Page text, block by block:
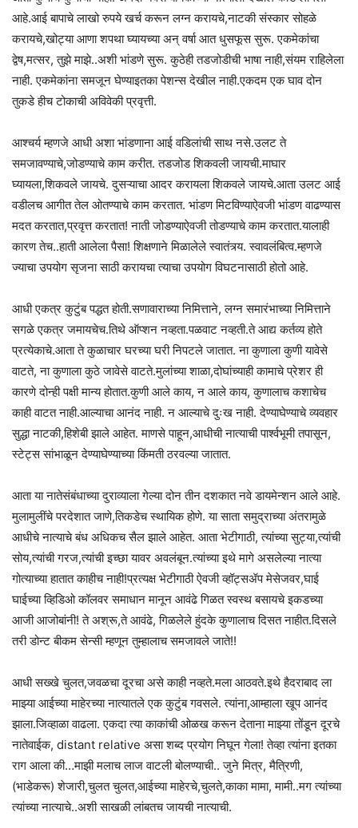
आहे.आई बापाचे लाखो रुपये खर्च करून लग्न करायचे,नाटकी संस्कार सोहळे
करायचे,खोट्या आणा शपथा घ्यायच्या अन् वर्षा आत धुसफूस सुरू. एकमेकांचा
द्वेष,मत्सर, तुझे माझे..अशी भांडणे सुरू. कुठेही तडजोडीची भाषा नाही,संयम राहिलेला
नाही. एकमेकांना समजून घेण्याइतका पेशन्स देखील नाही.एकदम एक घाव दोन
तुकडे हीच टोकाची अविवेकी प्रवृत्ती.
आश्चर्य म्हणजे आधी अशा भांडणाना आई वडिलांची साथ नसे.उलट ते
समजावण्याचे,जोडण्याचे काम करीत. तडजोड शिकवली जायची.माघार
घ्यायला,शिकवले जायचे. दुसऱ्याचा आदर करायला शिकवले जायचे.आता उलट आई
वडीलच आगीत तेल ओतण्याचे काम करतात. भांडण मिटविण्याऐवजी भांडण वाढण्यास
मदत करतात,प्रवृत्त करतात! नाती जोडण्याऐवजी तोडण्याचे काम करतात.यालाही
कारण तेच..हाती आलेला पैसा! शिक्षणाने मिळालेले स्वातंत्र्य. स्वावलंबित्व.म्हणजे
ज्याचा उपयोग सृजना साठी करायचा त्याचा उपयोग विघटनासाठी होतो आहे.
आधी एकत्र कुटुंब पद्धत होती.सणावाराच्या निमित्ताने, लग्न समारंभाच्या निमित्ताने
सगळे एकत्र जमायचेच.तिथे ऑप्शन नव्हता.पळवाट नव्हती.ते आद्य कर्तव्य होते
प्रत्येकाचे.आता ते कुळाचार घरच्या घरी निपटले जातात. ना कुणाला कुणी यावेसे
वाटते, ना कुणाला कुठे जावेसे वाटते.मुलांच्या शाळा,दोघांच्याही कामाचे प्रेशर ही
कारणे दोन्ही पक्षी मान्य होतात.कुणी आले काय, न आले काय, कुणालाच कशाचेच
काही वाटत नाही.आल्याचा आनंद नाही. न आल्याचे दुःख नाही. देण्याघेण्याचे व्यवहार
सुद्धा नाटकी,हिशेबी झाले आहेत. माणसे पाहून,आधीची नात्याची पार्श्वभूमी तपासून,
स्टेट्स सांभाळून देण्याघेण्याच्या किंमती ठरवल्या जातात.
आता या नातेसंबंधाच्या दुराव्याला गेल्या दोन तीन दशकात नवे डायमेन्शन आले आहे.
मुलामुलींचे परदेशात जाणे,तिकडेच स्थायिक होणे. या साता समुद्राच्या अंतरामुळे
आधीचे नात्याचे बंध अधिकच सैल झाले आहेत. आता भेटीगाठी, त्यांच्या सुट्या,त्यांची
सोय,त्यांची गरज,त्यांची इच्छा यावर अवलंबून.त्यांच्या इथे मागे असलेल्या नात्या
गोत्याच्या हातात काहीच नाही!प्रत्यक्ष भेटीगाठी ऐवजी व्हॉट्सॲप मेसेजवर,घाई
घाईच्या व्हिडिओ कॉलवर समाधान मानून आवंढे गिळत स्वस्थ बसायचे इकडच्या
आजी आजोबांनी! ते अश्रू,ते आवंढे, गिळलेले हुंदके कुणालाच दिसत नाहीत.दिसले
तरी डोन्ट बीकम सेन्सी म्हणून तुम्हालाच समजावले जाते!!
आधी सख्खे चुलत,जवळचा दूरचा असे काही नव्हते.मला आठवते.इथे हैदराबाद ला
माझ्या आईच्या माहेरच्या नात्यातले एक कुटुंब गवसले. त्यांना,आम्हाला खूप आनंद
झाला.जिव्हाळा वाढला. एकदा त्या काकांची ओळख करून देताना माझ्या तोंडून दूरचे
नातेवाईक, distant relative असा शब्द प्रयोग निघून गेला! तेव्हा त्यांना इतका
राग आला की…माझी मलाच लाज वाटली बोलण्याची.. जुने मित्र, मैत्रिणी,
(भाडेकरू) शेजारी,चुलत चुलत,आईच्या माहेरचे,चुलते,काका मामा, मामी..मग त्यांच्या
त्यांच्या नात्याचे..अशी साखळी लांबतच जायची नात्याची.